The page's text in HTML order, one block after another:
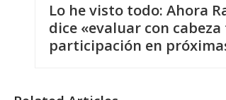
Lo he visto todo: Ahora
dice «evaluar con
participación en